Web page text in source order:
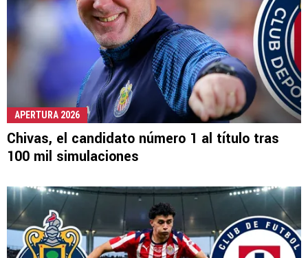
APERTURA 2026
Chivas, el candidato número 1 al título tras
100 mil simulaciones